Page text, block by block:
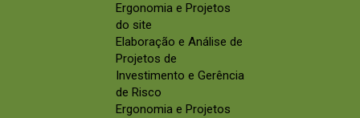
Ergonomia e Projetos
do site
Elaboração e Análise de
Projetos de
Investimento e Gerência
de Risco
Ergonomia e Projetos